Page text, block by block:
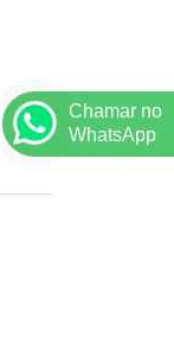
Chamar no
WhatsApp